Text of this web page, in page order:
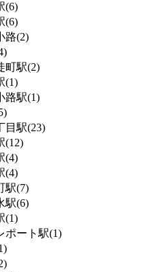
(6)
(6)
路(2)
町駅(2)
(1)
路駅(1)
目駅(23)
(12)
(4)
(4)
駅(7)
駅(6)
(1)
ポート駅(1)